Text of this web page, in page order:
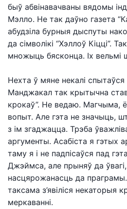
быў абвінавачваны вядомы
Мэлло. Не так даўно газета
абудзіла бурныя дыспуты
да сімволікі “Хэллоў Кіцці”.
множыць бясконца. Іх вельмі
Нехта ў мяне некалі
Манджакал так крытычна
крокаў”. Не ведаю. Магчыма,
вопыт. Але гэта не значыць,
з ім згаджацца. Трэба
аргументы. Асабіста я гэтых
таму я і не падпісаўся пад
Джэймса, але прыняў да
насцярожанасць да
таксама з’явіліся некаторыя
меркаванні.